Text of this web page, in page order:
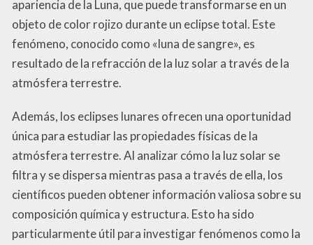
apariencia de la Luna, que puede transformarse en un
objeto de color rojizo durante un eclipse total. Este
fenómeno, conocido como «luna de sangre», es
resultado de la refracción de la luz solar a través de la
atmósfera terrestre.
Además, los eclipses lunares ofrecen una oportunidad
única para estudiar las propiedades físicas de la
atmósfera terrestre. Al analizar cómo la luz solar se
filtra y se dispersa mientras pasa a través de ella, los
científicos pueden obtener información valiosa sobre su
composición química y estructura. Esto ha sido
particularmente útil para investigar fenómenos como la